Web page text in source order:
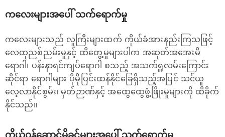
ကလေးများအပေါ် သက်ရောက်မှု
ကလေးများသည် လူကြီးများထက် ကိုယ်ခံအားနည်းကြသဖြင့်
လေထုညစ်ညမ်းမှုနှင့် ထိတွေ့မှုများပါက အဆုတ်အအေးမိ
ရောဂါ၊ ပန်းနာရင်ကျပ်ရောဂါ စသည့် အသက်ရှူလမ်းကြောင်း
ဆိုင်ရာ ရောဂါများ ပိုမိုပြင်းထန်နိုင်ခြေရှိသည့်အပြင် သင်ယူ
လေ့လာနိုင်စွမ်း၊ မှတ်ဉာဏ်နှင့် အထွေထွေဖွံ့ဖြိုးမှုများကို ထိခိုက်
နိုင်သည်။
ကိုယ်ဝန်ဆောင်မိခင်များအပေါ် သက်ရောက်မှု